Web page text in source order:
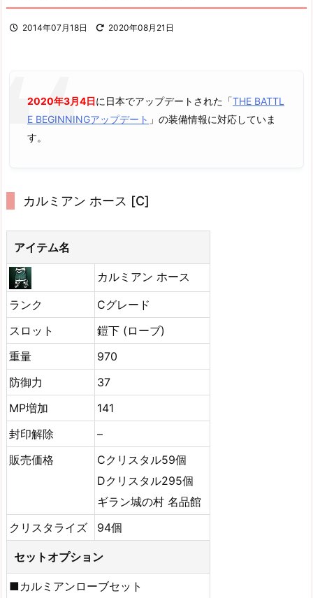
2014年07月18日 2020年08月21日
2020年3月4日に日本でアップデートされた「THE BATTL
E BEGINNINGアップデート 」の装備情報に対応していま
す。
カルミアン ホース [C]
アイテム名
カルミアン ホース
ランク
Cグレード
スロット
鎧下 (ローブ)
重量
970
防御力
37
MP増加
141
封印解除
–
販売価格
Cクリスタル59個
Dクリスタル295個
ギラン城の村 名品館
クリスタライズ
94個
セットオプション
■カルミアンローブセット